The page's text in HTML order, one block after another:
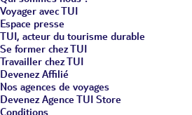
Voyager avec TUI
Espace presse
TUI, acteur du tourisme durable
Se former chez TUI
Travailler chez TUI
Devenez Affilié
Nos agences de voyages
Devenez Agence TUI Store
Conditions